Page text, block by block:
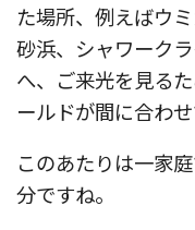
た場所、例えばウ
砂浜、シャワーク
へ、ご来光を見る
ールドが間に合わ
このあたりは一家
分ですね。